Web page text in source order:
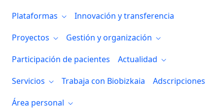
Plataformas
Innovación y transferencia
Proyectos
Gestión y organización
Participación de pacientes
Actualidad
Servicios
Trabaja con Biobizkaia
Adscripciones
Área personal